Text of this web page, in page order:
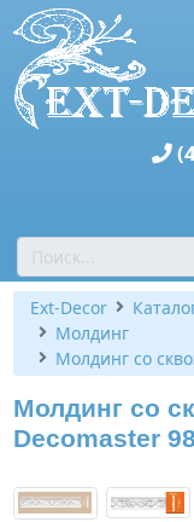
Ext-Decor
Молдинг
Молдинг со
Молдинг со
Decomaster